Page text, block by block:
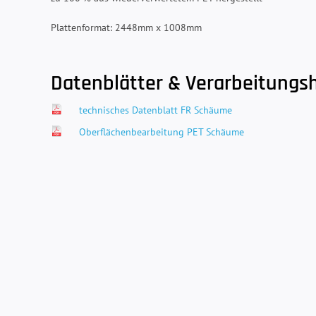
Plattenformat: 2448mm x 1008mm
Datenblätter &
technisches Datenblatt FR Schäume
Oberflächenbearbeitung PET Schäume